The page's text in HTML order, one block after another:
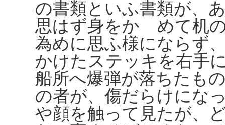
の書類といふ書類が、
思はず身をかゞめて机
為めに思ふ様にならず
かけたステッキを右手
船所へ爆弾が落ちたも
の者が、傷だらけにな
や顔を触って見たが、